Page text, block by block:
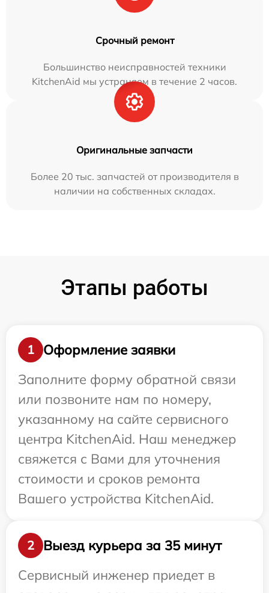
Срочный ремонт
Большинство неисправностей техники
KitchenAid мы устраняем в течение 2 часов.
Оригинальные запчасти
Более 20 тыс. запчастей от производителя в
наличии на собственных складах.
Этапы работы
1
Оформление заявки
Заполните форму обратной связи
или позвоните нам по номеру,
указанному на сайте сервисного
центра KitchenAid. Наш менеджер
свяжется с Вами для уточнения
стоимости и сроков ремонта
Вашего устройства KitchenAid.
2
Выезд курьера за 35 минут
Сервисный инженер приедет в